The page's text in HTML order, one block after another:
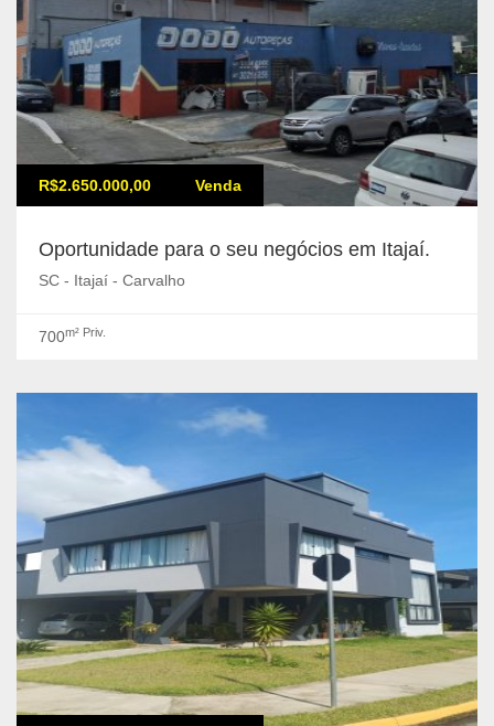
R$2.650.000,00 Venda
Oportunidade para o seu negócios em Itajaí.
SC - Itajaí - Carvalho
700m² Priv.